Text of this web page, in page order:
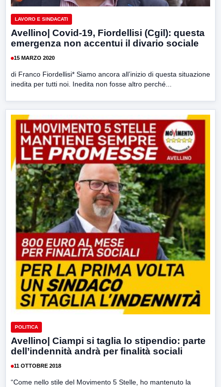
LAVORO E SINDACATI
Avellino| Covid-19, Fiordellisi (Cgil): questa
emergenza non accentui il divario sociale
15 MARZO 2020
di Franco Fiordellisi* Siamo ancora all’inizio di questa situazione
inedita per tutti noi. Inedita non fosse altro perché...
POLITICA
Avellino| Ciampi si taglia lo stipendio: parte
dell’indennità andrà per finalità sociali
11 OTTOBRE 2018
“Come nello stile del Movimento 5 Stelle, ho mantenuto la